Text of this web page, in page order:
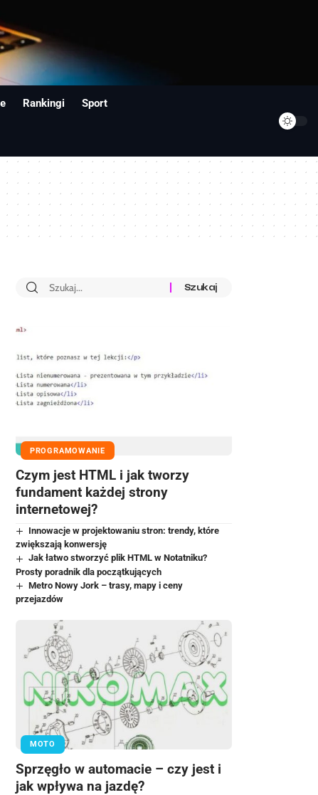
Rankingi Sport
PROGRAMOWANIE
Czym jest HTML i jak tworzy
fundament każdej strony
internetowej?
Innowacje w projektowaniu stron: trendy, które
zwiększają konwersję
Jak łatwo stworzyć plik HTML w Notatniku?
Prosty poradnik dla początkujących
Metro Nowy Jork – trasy, mapy i ceny
przejazdów
MOTO
Sprzęgło w automacie – czy jest i
jak wpływa na jazdę?